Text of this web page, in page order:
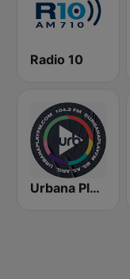
Radio 10
Urbana Play 104.3 FM